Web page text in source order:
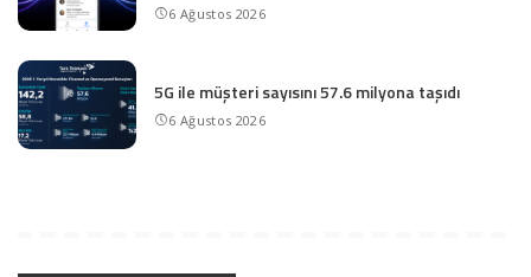
6 Ağustos 2026
5G ile müşteri sayısını 57.6 milyona taşıdı
6 Ağustos 2026